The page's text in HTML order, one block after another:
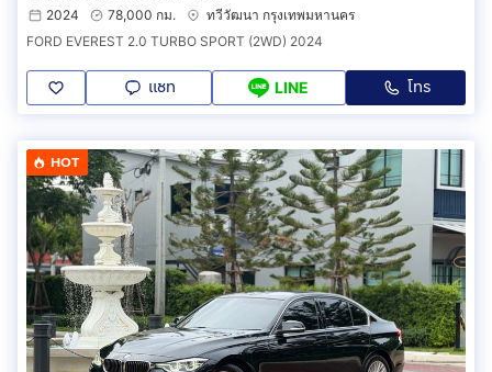
2024
78,000 กม.
ทวีวัฒนา กรุงเทพมหานคร
FORD EVEREST 2.0 TURBO SPORT (2WD) 2024
แชท LINE โทร
HOT